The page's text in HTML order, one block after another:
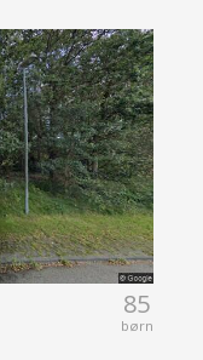
85
børn